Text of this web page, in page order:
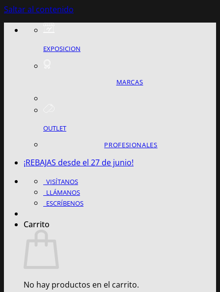
Saltar al contenido
EXPOSICION
MARCAS
OUTLET
PROFESIONALES
¡REBAJAS desde el 27 de junio!
VISÍTANOS
LLÁMANOS
ESCRÍBENOS
Carrito
No hay productos en el carrito.